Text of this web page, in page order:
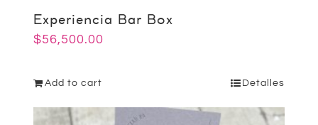
Experiencia Bar Box
$56,500.00
Add to cart Detalles